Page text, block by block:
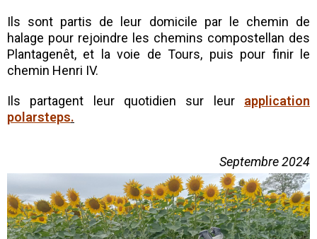
Ils sont partis de leur domicile par le chemin de
halage pour rejoindre les chemins compostellan des
Plantagenêt, et la voie de Tours, puis pour finir le
chemin Henri IV.
Ils partagent leur quotidien sur leur application
polarsteps.
Septembre 2024